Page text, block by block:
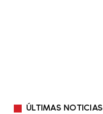
ÚLTIMAS NOTICIAS